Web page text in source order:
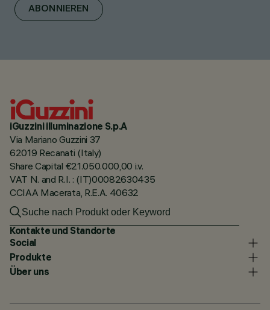
ABONNIEREN
iGuzzini illuminazione S.p.A
Via Mariano Guzzini 37
62019 Recanati (Italy)
Share Capital €21.050.000,00 i.v.
VAT N. and R.I. : (IT)00082630435
CCIAA Macerata, R.E.A. 40632
Kontakte und Standorte
Social
Produkte
Über uns